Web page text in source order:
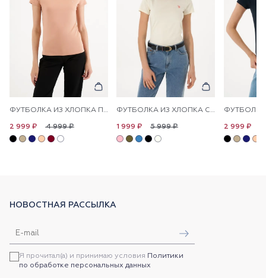
ФУТБОЛКА ИЗ ХЛОПКА ПРИТАЛЕННАЯ
4 999 ₽
2 999 ₽
ФУТБОЛКА ИЗ ХЛОПКА С ЛОГОТИПОМ
5 999 ₽
1 999 ₽ 2 999 ₽
НОВОСТНАЯ РАССЫЛКА
Я прочитал(а) и принимаю условия Политики
по обработке персональных данных